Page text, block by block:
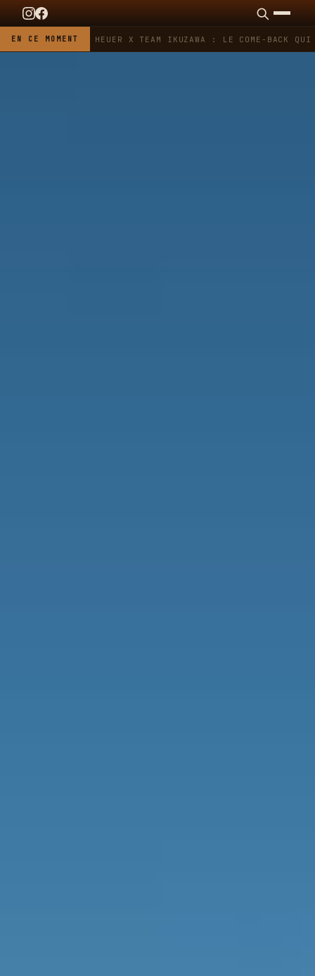
EN CE MOMENTTAG HEUER X TEAM IKUZAWA : LE COME-BACK QUI